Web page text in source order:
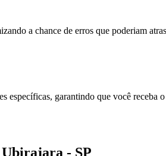
a chance de erros que poderiam
específicas, garantindo que você receba
Ubirajara - SP